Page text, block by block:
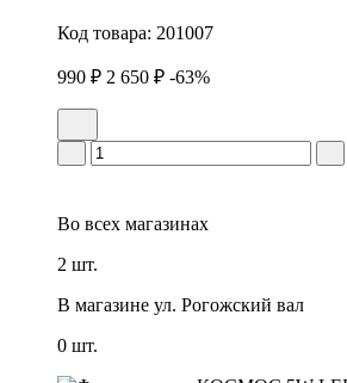
Код товара: 201007
990 ₽ 2 650 ₽ -63%
Во всех магазинах
2 шт.
В магазине ул. Рогожский вал
0 шт.